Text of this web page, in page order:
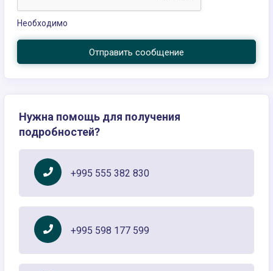
Необходимо
Отправить сообщение
Нужна помощь для получения
подробностей?
+995 555 382 830
+995 598 177 599